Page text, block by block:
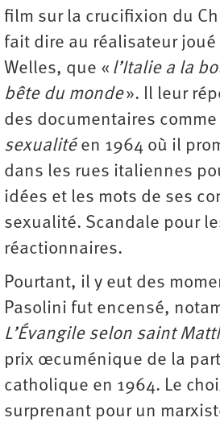
film sur la crucifixion du
fait dire au réalisateur joué
Welles, que « l’Italie a la
bête du monde». Il leur
des documentaires comme
sexualitéen 1964 où il
dans les rues italiennes
idées et les mots de ses
sexualité. Scandale pour
réactionnaires.
Pourtant, il y eut des
Pasolini fut encensé,
L’Évangile selon saint
prix œcuménique de la part
catholique en 1964. Le
surprenant pour un